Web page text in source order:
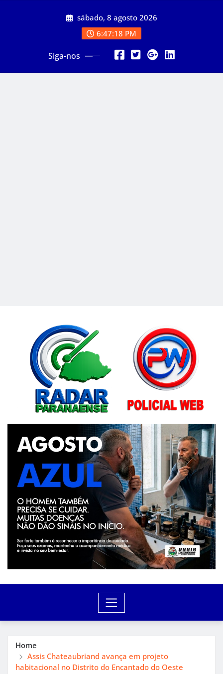
sábado, 8 agosto 2026
6:47:20 PM
Siga-nos
Home
Assis Chateaubriand avança em projeto
habitacional no Distrito do Encantado do Oeste